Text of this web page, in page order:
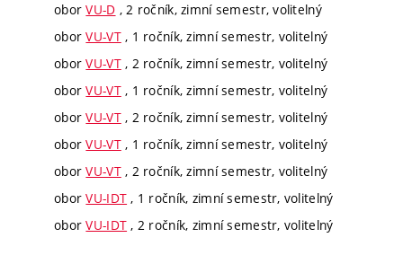
oborVU-D , 2 ročník, zimní semestr, volitelný
oborVU-VT, 1 ročník, zimní semestr, volitelný
oborVU-VT, 2 ročník, zimní semestr, volitelný
oborVU-VT, 1 ročník, zimní semestr, volitelný
oborVU-VT, 2 ročník, zimní semestr, volitelný
oborVU-VT, 1 ročník, zimní semestr, volitelný
oborVU-VT, 2 ročník, zimní semestr, volitelný
oborVU-IDT , 1 ročník, zimní semestr, volitelný
oborVU-IDT , 2 ročník, zimní semestr, volitelný